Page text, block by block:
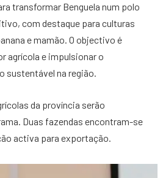
transformar Benguela num polo
com destaque para culturas
e mamão. O objectivo é
agrícola e impulsionar o
sustentável na região.
da província serão
Duas fazendas encontram-se
activa para exportação.